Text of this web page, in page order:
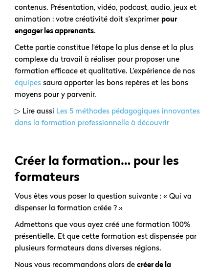
contenus. Présentation, vidéo, podcast, audio, jeux et
animation : votre créativité doit s’exprimer pour
engager les apprenants.
Cette partie constitue l’étape la plus dense et la plus
complexe du travail à réaliser pour proposer une
formation efficace et qualitative. L’expérience de nos
équipes saura apporter les bons repères et les bons
moyens pour y parvenir.
▷ Lire aussi Les 5 méthodes pédagogiques innovantes
dans la formation professionnelle à découvrir
Créer la formation… pour les
formateurs
Vous êtes vous poser la question suivante : « Qui va
dispenser la formation créée ? »
Admettons que vous ayez créé une formation 100%
présentielle. Et que cette formation est dispensée par
plusieurs formateurs dans diverses régions.
Nous vous recommandons alors de créer de la